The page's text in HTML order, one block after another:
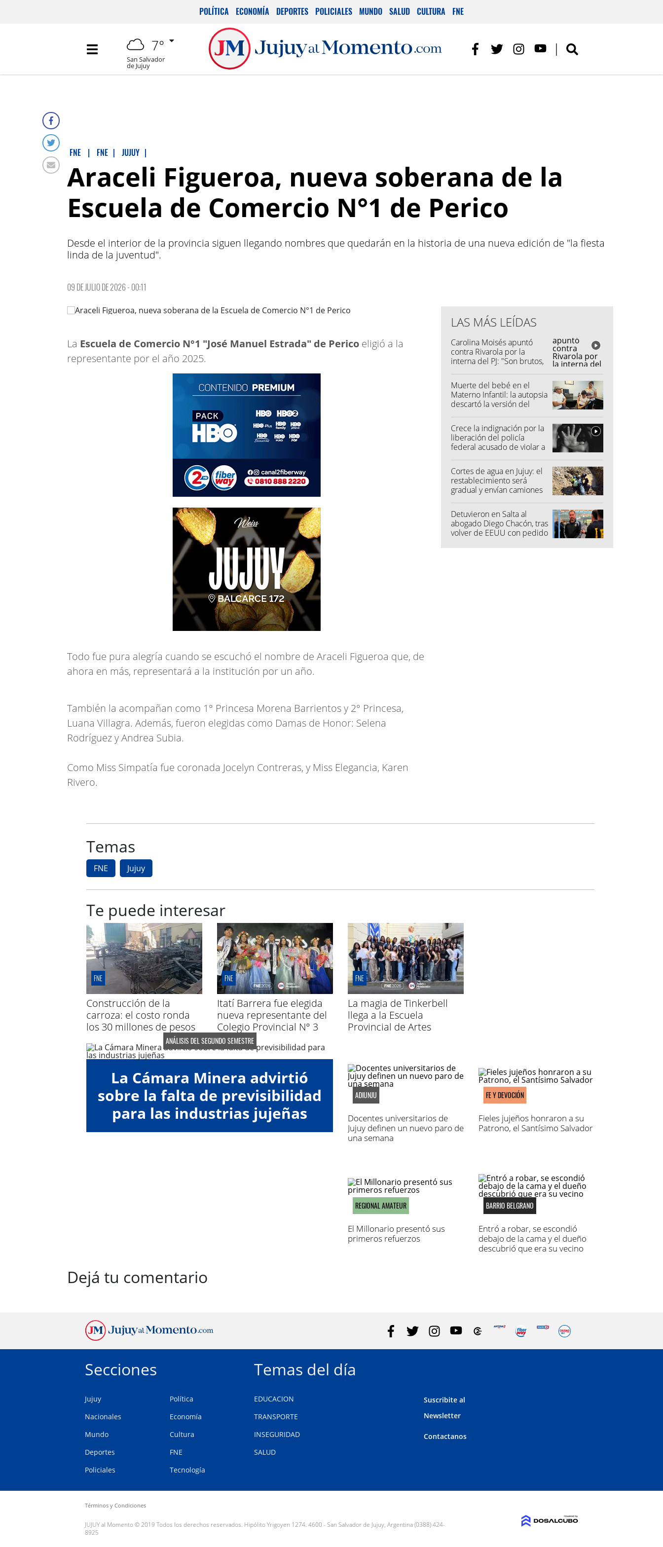
POLÍTICA ECONOMÍA DEPORTES POLICIALES MUNDO SALUD CULTURA FNE
7°
San Salvador
de Jujuy
FNE | FNE | JUJUY |
Araceli Figueroa, nueva soberana de la
Escuela de Comercio N°1 de Perico
Desde el interior de la provincia siguen llegando nombres que quedarán en la historia de una nueva edición de "la fiesta
linda de la juventud".
09 DE JULIO DE 2026 - 00:11
La Escuela de Comercio N°1 "José Manuel Estrada" de Perico eligió a la
representante por el año 2025.
Todo fue pura alegría cuando se escuchó el nombre de Araceli Figueroa que, de
ahora en más, representará a la institución por un año.
También la acompañan como 1° Princesa Morena Barrientos y 2° Princesa,
Luana Villagra. Además, fueron elegidas como Damas de Honor: Selena
Rodríguez y Andrea Subia.
Como Miss Simpatía fue coronada Jocelyn Contreras, y Miss Elegancia, Karen
Rivero.
LAS MÁS LEÍDAS
Carolina Moisés apuntó
contra Rivarola por la
interna del PJ: "Son brutos,
Muerte del bebé en el
Materno Infantil: la autopsia
descartó la versión del
Crece la indignación por la
liberación del policía
federal acusado de violar a
Cortes de agua en Jujuy: el
restablecimiento será
gradual y envían camiones
Detuvieron en Salta al
abogado Diego Chacón, tras
volver de EEUU con pedido
Temas
FNE Jujuy
Te puede interesar
FNE
Construcción de la
carroza: el costo ronda
los 30 millones de pesos
FNE
Itatí Barrera fue elegida
nueva representante del
Colegio Provincial N° 3
FNE
La magia de Tinkerbell
llega a la Escuela
Provincial de Artes
ANÁLISIS DEL SEGUNDO SEMESTRE
La Cámara Minera advirtió
sobre la falta de previsibilidad
para las industrias jujeñas
ADIUNJU
Docentes universitarios de
Jujuy definen un nuevo paro de
una semana
FE Y DEVOCIÓN
Fieles jujeños honraron a su
Patrono, el Santísimo Salvador
REGIONAL AMATEUR
El Millonario presentó sus
primeros refuerzos
BARRIO BELGRANO
Entró a robar, se escondió
debajo de la cama y el dueño
descubrió que era su vecino
Dejá tu comentario
Secciones
Jujuy
Nacionales
Mundo
Deportes
Policiales
Política
Economía
Cultura
FNE
Tecnología
Temas del día
EDUCACION
TRANSPORTE
INSEGURIDAD
SALUD
Suscribite al
Newsletter
Contactanos
Términos y Condiciones
JUJUY al Momento © 2019 Todos los derechos reservados. Hipólito Yrigoyen 1274. 4600 - San Salvador de Jujuy, Argentina (0388) 424-
8925